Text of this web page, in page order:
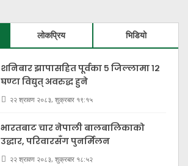
लोकप्रिय भिडियो
शनिबार झापासहित पूर्वका ५ जिल्लामा १२
घण्टा विद्युत् अवरुद्ध हुने
२२ श्रावण २०८३, शुक्रबार १९:१५
भारतबाट चार नेपाली बालबालिकाको
उद्धार, परिवारसँग पुनर्मिलन
२२ श्रावण २०८३, शुक्रबार १८:५२